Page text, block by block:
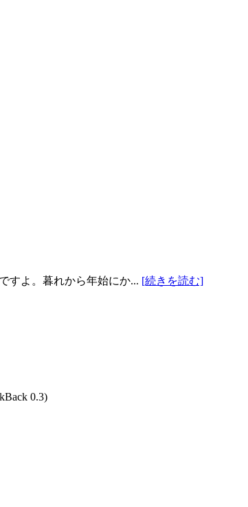
すよ。暮れから年始にか... [続きを読む]
0.3)